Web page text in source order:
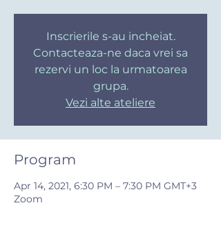
Inscrierile s-au incheiat.
Contacteaza-ne daca vrei sa
rezervi un loc la urmatoarea
grupa.
Vezi alte ateliere
Program
Apr 14, 2021, 6:30 PM – 7:30 PM GMT+3
Zoom